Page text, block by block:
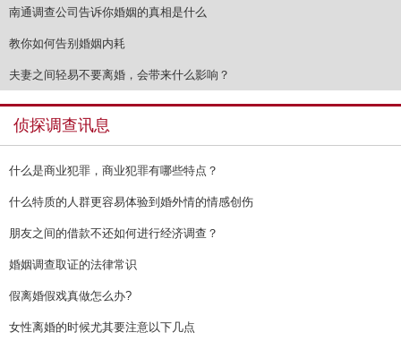
南通调查公司告诉你婚姻的真相是什么
教你如何告别婚姻内耗
夫妻之间轻易不要离婚，会带来什么影响？
侦探调查讯息
什么是商业犯罪，商业犯罪有哪些特点？
什么特质的人群更容易体验到婚外情的情感创伤
朋友之间的借款不还如何进行经济调查？
婚姻调查取证的法律常识
假离婚假戏真做怎么办?
女性离婚的时候尤其要注意以下几点